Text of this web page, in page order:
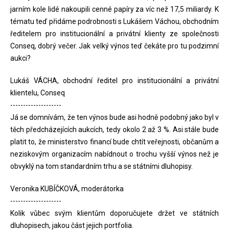
jarním kole lidé nakoupili cenné papíry za víc než 17,5 miliardy. K
tématu teď přidáme podrobnosti s Lukášem Váchou, obchodním
ředitelem pro institucionální a privátní klienty ze společnosti
Conseq, dobrý večer. Jak velký výnos teď čekáte pro tu podzimní
aukci?
Lukáš VÁCHA, obchodní ředitel pro institucionální a privátní
klientelu, Conseq
--------------------
Já se domnívám, že ten výnos bude asi hodně podobný jako byl v
těch předcházejících aukcích, tedy okolo 2 až 3 %. Asi stále bude
platit to, že ministerstvo financí bude chtít veřejnosti, občanům a
neziskovým organizacím nabídnout o trochu vyšší výnos než je
obvyklý na tom standardním trhu a se státními dluhopisy.
Veronika KUBÍČKOVÁ, moderátorka
--------------------
Kolik vůbec svým klientům doporučujete držet ve státních
dluhopisech, jakou část jejich portfolia.